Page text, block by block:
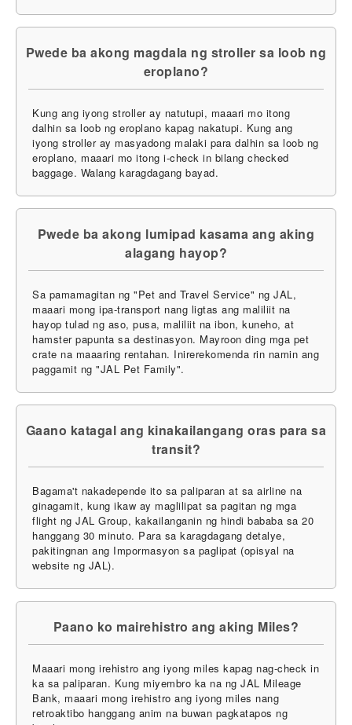
Pwede ba akong magdala ng stroller sa loob ng
eroplano?
Kung ang iyong stroller ay natutupi, maaari mo itong
dalhin sa loob ng eroplano kapag nakatupi. Kung ang
iyong stroller ay masyadong malaki para dalhin sa loob ng
eroplano, maaari mo itong i-check in bilang checked
baggage. Walang karagdagang bayad.
Pwede ba akong lumipad kasama ang aking
alagang hayop?
Sa pamamagitan ng "Pet and Travel Service" ng JAL,
maaari mong ipa-transport nang ligtas ang maliliit na
hayop tulad ng aso, pusa, maliliit na ibon, kuneho, at
hamster papunta sa destinasyon. Mayroon ding mga pet
crate na maaaring rentahan. Inirerekomenda rin namin ang
paggamit ng "JAL Pet Family".
Gaano katagal ang kinakailangang oras para sa
transit?
Bagama't nakadepende ito sa paliparan at sa airline na
ginagamit, kung ikaw ay maglilipat sa pagitan ng mga
flight ng JAL Group, kakailanganin ng hindi bababa sa 20
hanggang 30 minuto. Para sa karagdagang detalye,
pakitingnan ang Impormasyon sa paglipat (opisyal na
website ng JAL).
Paano ko mairehistro ang aking Miles?
Maaari mong irehistro ang iyong miles kapag nag-check in
ka sa paliparan. Kung miyembro ka na ng JAL Mileage
Bank, maaari mong irehistro ang iyong miles nang
retroaktibo hanggang anim na buwan pagkatapos ng